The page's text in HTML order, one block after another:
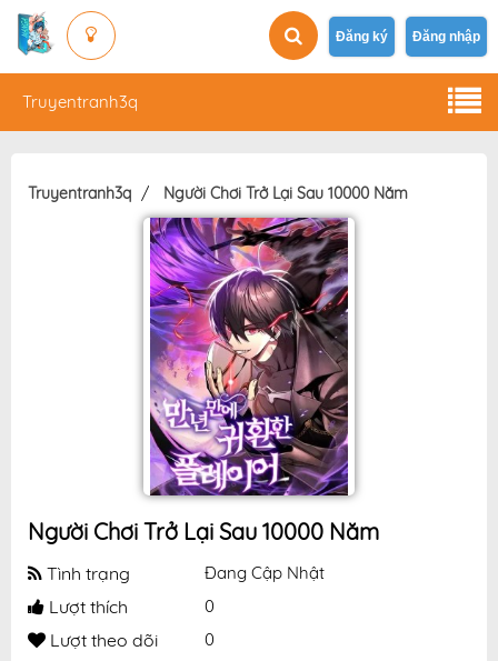
Đăng ký Đăng nhập
Truyentranh3q
Truyentranh3q Người Chơi Trở Lại Sau 10000 Năm
Người Chơi Trở Lại Sau 10000 Năm
Tình trạng Đang Cập Nhật
Lượt thích 0
Lượt theo dõi 0